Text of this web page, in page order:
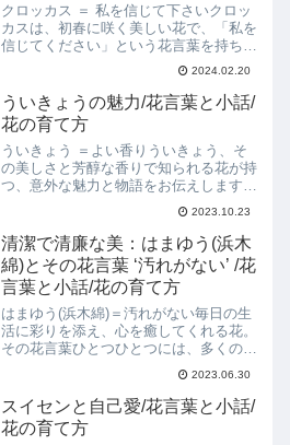
クロッカス ＝ 私を信じて下さいクロッ
カスは、初春に咲く美しい花で、「私を
信じてください」という花言葉を持ちま
す。この記事では、クロッカスの花言葉
の意味やその由来、花の特徴、育て方、
そしてこの花言葉をテーマにした小話を
ご紹介します。クロッカ...
2024.02.20
ういきょうの魅力/花言葉と小話/
花の育て方
ういきょう ＝よい香りういきょう、そ
の美しさと芳醇な香りで知られる花が持
つ、意外な魅力と物語をお伝えします。
その繊細な花言葉には、どんな深い意味
が込められているのでしょうか。一緒に
その世界に足を踏み入れてみましょう。
ういきょうとその花言葉の...
2023.10.23
清潔で清廉な美：はまゆう(浜木
綿)とその花言葉 ‘汚れがない’ /花
言葉と小話/花の育て方
はまゆう(浜木綿)＝汚れがない毎日の生
活に彩りを添え、心を癒してくれる花。
その花言葉ひとつひとつには、多くの思
いや感情、そしてストーリーが込められ
ていますよね。今回は、一見シンプルな
がらも深い意味を秘めた、はまゆうの花
言葉 '汚れがない' ...
2023.06.30
スイセンと自己愛/花言葉と小話/
花の育て方